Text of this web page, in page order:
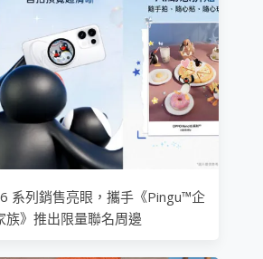
系列銷售亮眼，攜手《Pingu™企
族》推出限量聯名周邊